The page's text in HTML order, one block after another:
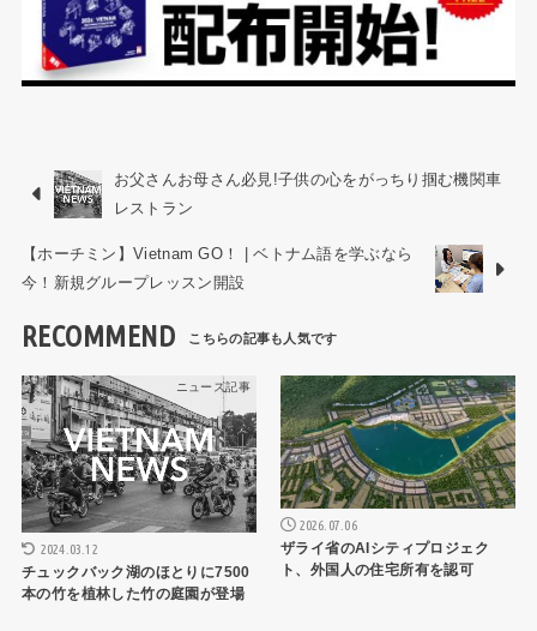
お父さんお母さん必見!子供の心をがっちり掴む機関車
レストラン
【ホーチミン】Vietnam GO！ | ベトナム語を学ぶなら
今！新規グループレッスン開設
RECOMMEND
ニュース記事
2024.03.12
チュックバック湖のほとりに7500
本の竹を植林した竹の庭園が登場
ニュース記事
2026.07.06
ザライ省のAIシティプロジェク
ト、外国人の住宅所有を認可